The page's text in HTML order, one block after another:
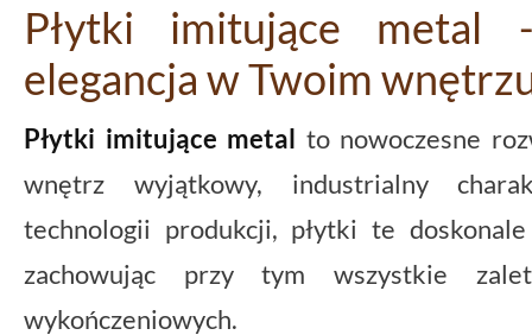
Płytki imitujące metal
elegancja w Twoim
Płytki imitujące metal to nowoczesne
wnętrz wyjątkowy, industrialny
technologii produkcji, płytki te
zachowując przy tym wszystkie
wykończeniowych.